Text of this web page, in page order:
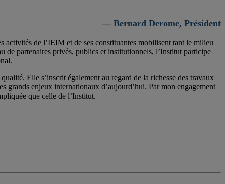
— Bernard Derome, Président
activités de l’IEIM et de ses constituantes mobilisent tant le milieu
de partenaires privés, publics et institutionnels, l’Institut participe
Elle s’inscrit également au regard de la richesse des travaux
grands enjeux internationaux d’aujourd’hui. Par mon engagement
que celle de l’Institut.